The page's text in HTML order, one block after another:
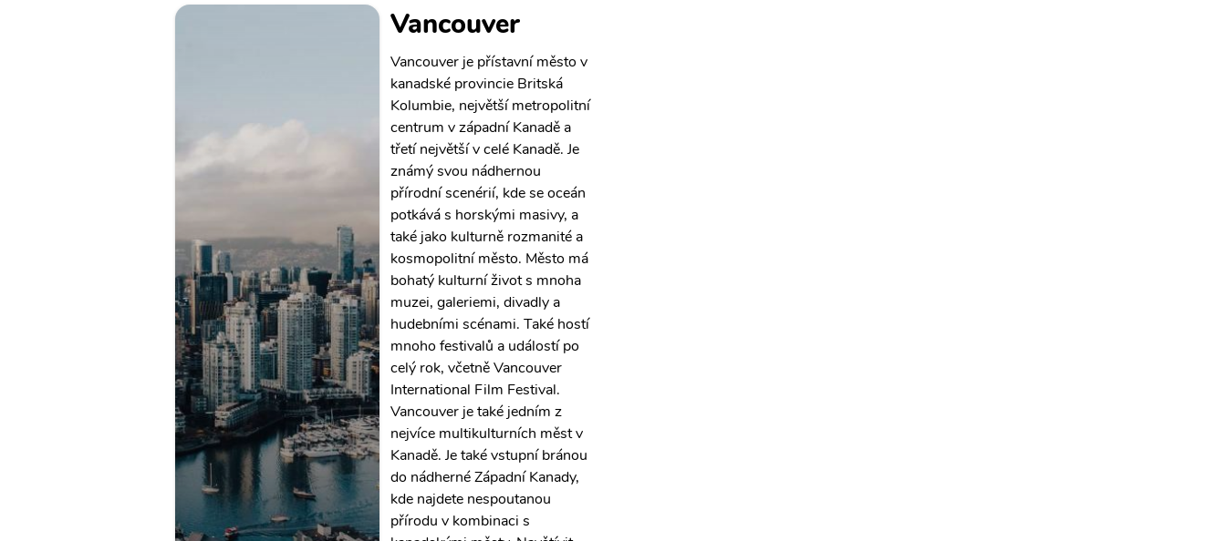
Vancouver
Vancouver je přístavní město v
kanadské provincie Britská
Kolumbie, největší metropolitní
centrum v západní Kanadě a
třetí největší v celé Kanadě. Je
známý svou nádhernou
přírodní scenérií, kde se oceán
potkává s horskými masivy, a
také jako kulturně rozmanité a
kosmopolitní město. Město má
bohatý kulturní život s mnoha
muzei, galeriemi, divadly a
hudebními scénami. Také hostí
mnoho festivalů a událostí po
celý rok, včetně Vancouver
International Film Festival.
Vancouver je také jedním z
nejvíce multikulturních měst v
Kanadě. Je také vstupní bránou
do nádherné Západní Kanady,
kde najdete nespoutanou
přírodu v kombinaci s